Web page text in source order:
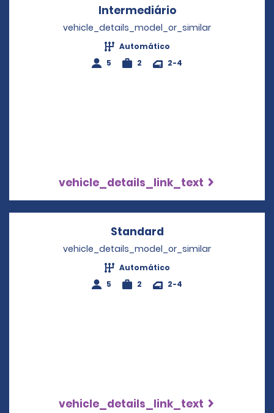
IntermediárioOpens in a new
vehicle_details_model_or_similar
Automático
5
2 2-4
vehicle_details_link_text
Standard
vehicle_details_model_or_similar
Automático
5
2 2-4
vehicle_details_link_text